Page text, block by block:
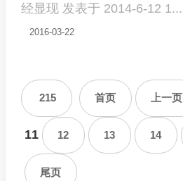
经显现 发表于 2014-6-12 1...
2016-03-22
215 首页 上一页
11 12 13 14
尾页